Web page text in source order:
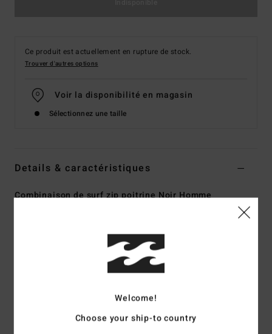
Ce produit est actuellement en rupture de stock.
Trouver d'autres options
Voir la disponibilité en magasin
Sélectionnez une taille
Details & caractéristiques
Combinaison de surf zip poitrine Noir Homme
nylon recyclé et élasthanne
Mousse néoprène : mousse Smart Foam légère et stretch
fabriquée à partir de pneus recyclés et de chutes de
Welcome!
Choose your ship-to country